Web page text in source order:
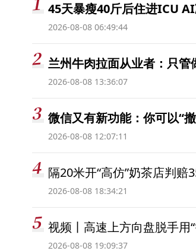
45天暴瘦40斤后住进ICU
2026-08-08 06:49:44
兰州牛肉拉面从业者：只管
2026-08-08 13:36:07
微信又有新功能：你可以“
2026-08-08 12:07:11
隔20米开“高仿”奶茶店判
2026-08-08 18:34:21
视频丨高速上方向盘脱手用
2026-08-08 19:09:37